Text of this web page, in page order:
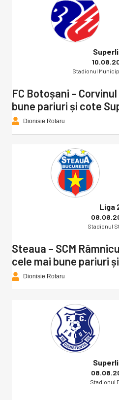
Stadionul
FC Botoșani –
bune pariuri și cote
Dionisie Rotaru
Liga
Stadionul
Steaua – SCM
cele mai bune pariuri
Dionisie Rotaru
Stadionul